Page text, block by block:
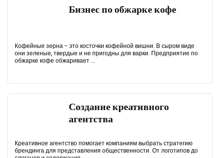
Бизнес по обжарке кофе
Кофейные зерна - это косточки кофейной вишни. В сыром виде
они зеленые, твердые и не пригодны для варки. Предприятие по
обжарке кофе обжаривает ...
Создание креативного
агентства
Креативное агентство помогает компаниям выбрать стратегию
брендинга для представления общественности. От логотипов до